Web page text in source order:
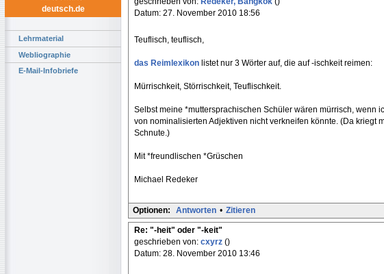
deutsch.de
Lehrmaterial
Webliographie
E-Mail-Infobriefe
Datum: 27. November 2010 18:56
Teuflisch, teuflisch,
das Reimlexikon listet nur 3 Wörter auf, die auf -ischkeit reimen:
Mürrischkeit, Störrischkeit, Teuflischkeit.
Selbst meine *muttersprachischen Schüler wären mürrisch, wenn
von nominalisierten Adjektiven nicht verkneifen könnte. (Da kriegt
Schnute.)
Mit *freundlischen *Grüschen
Michael Redeker
Optionen: Antworten • Zitieren
Re: "-heit" oder "-keit"
geschrieben von: cxyrz ()
Datum: 28. November 2010 13:46